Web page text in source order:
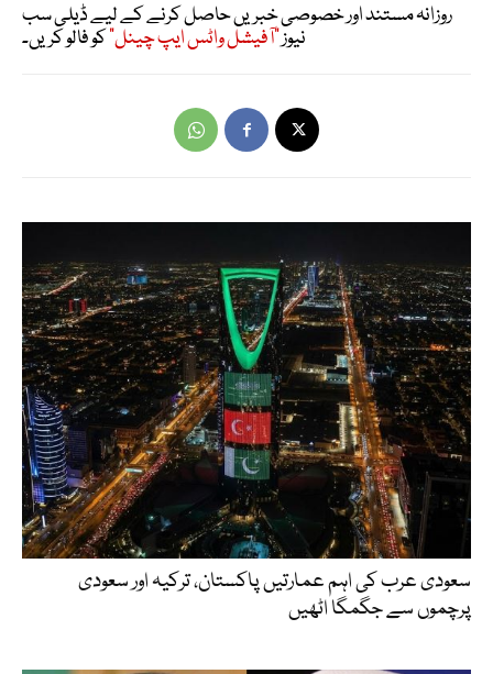
روزانہ مستند اور خصوصی خبریں حاصل کرنے کے لیے ڈیلی سب
نیوز"آفیشل واٹس ایپ چینل"کو فالو کریں۔
سعودی عرب کی اہم عمارتیں پاکستان، ترکیہ اور سعودی
پرچموں سے جگمگا اٹھیں